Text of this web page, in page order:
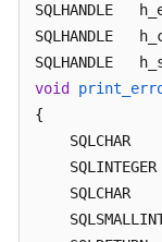
式
_V2.0-
10.x）
发
（集
中
SQLHANDLE
SQLHANDLE
SQLHANDLE
void
{
SQLCHAR
SQLINTEGER
SQLCHAR